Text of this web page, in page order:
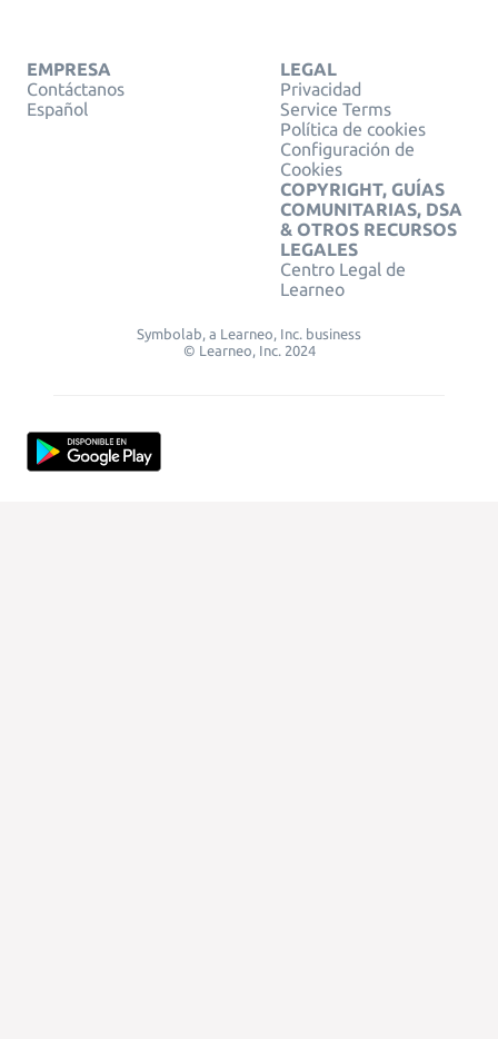
EMPRESA
Contáctanos
Español
LEGAL
Privacidad
Service Terms
Política de cookies
Configuración de
Cookies
COPYRIGHT, GUÍAS
COMUNITARIAS, DSA
& OTROS RECURSOS
LEGALES
Centro Legal de
Learneo
Symbolab, a Learneo, Inc. business
© Learneo, Inc. 2024